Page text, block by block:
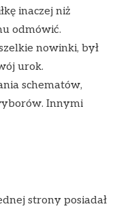
inaczej niż
odmówić.
nowinki, był
urok.
schematów,
Innymi
strony posiadał